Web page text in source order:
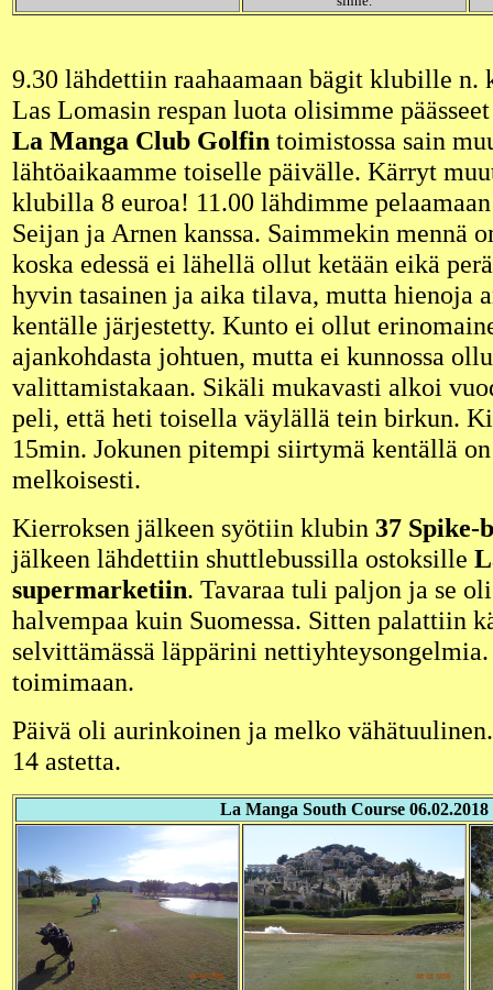
9.30 lähdettiin raahaamaan bägit klubille n.
Las Lomasin respan luota olisimme
La Manga Club Golfin toimistossa sain
lähtöaikaamme toiselle päivälle. Kärryt
klubilla 8 euroa! 11.00 lähdimme
Seijan ja Arnen kanssa. Saimmekin mennä
koska edessä ei lähellä ollut ketään eikä
hyvin tasainen ja aika tilava, mutta hienoja
kentälle järjestetty. Kunto ei ollut
ajankohdasta johtuen, mutta ei kunnossa
valittamistakaan. Sikäli mukavasti alkoi
peli, että heti toisella väylällä tein birkun.
15min. Jokunen pitempi siirtymä kentällä
melkoisesti.
Kierroksen jälkeen syötiin klubin 37 Spike-
jälkeen lähdettiin shuttlebussilla ostoksille
supermarketiin. Tavaraa tuli paljon ja se
halvempaa kuin Suomessa. Sitten palattiin
selvittämässä läppärini
toimimaan.
Päivä oli aurinkoinen ja melko
14 astetta.
La Manga South Course 06.02.2018